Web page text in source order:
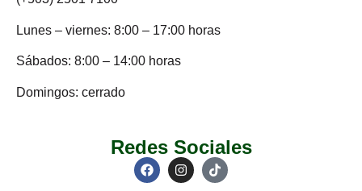
Lunes – viernes: 8:00 – 17:00 horas
Sábados: 8:00 – 14:00 horas
Domingos: cerrado
Redes Sociales